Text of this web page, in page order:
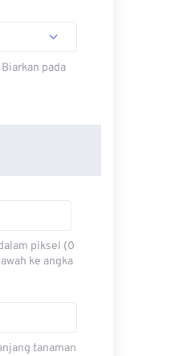
pada
piksel (0
ke angka
tanaman